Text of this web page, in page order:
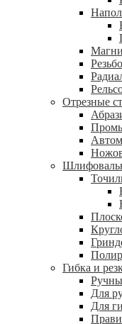
Отрезные
Гибка и
Для
Для